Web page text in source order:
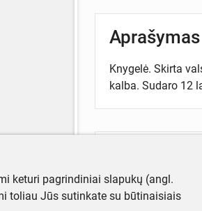
Aprašymas
Knygelė. Skirta
kalba. Sudaro 12
Turite daugiau
keturi pagrindiniai slapukų (angl.
toliau Jūs sutinkate su būtinaisiais